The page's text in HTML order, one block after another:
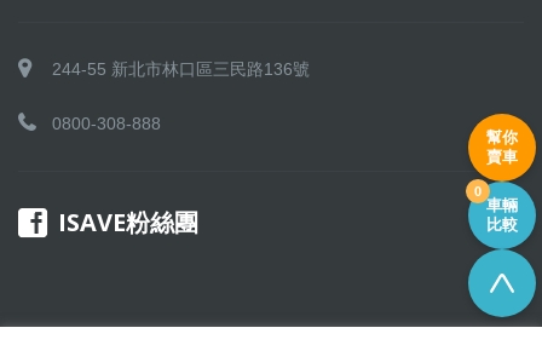
244-55 新北市林口區三民路136號
0800-308-888
ISAVE粉絲團
幫你
賣車
車輛
比較
0